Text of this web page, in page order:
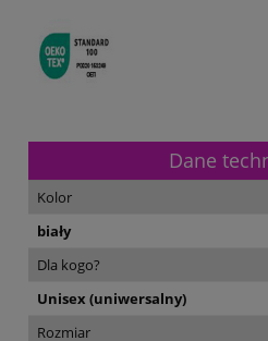
Dane
Kolor
biały
Dla kogo?
Unisex (uniwersalny)
Rozmiar